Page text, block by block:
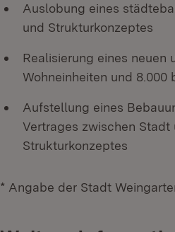
Auslobung eines
und Strukturkonzeptes
Realisierung eines neuen
Wohneinheiten und 8.000
Aufstellung eines
Vertrages zwischen
Strukturkonzeptes
* Angabe der Stadt